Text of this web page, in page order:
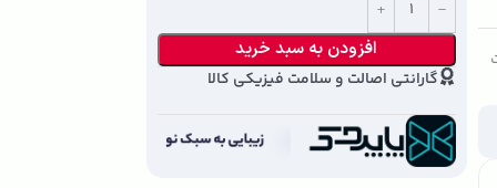
افزودن به سبد خرید
گارانتی اصالت و سلامت فیزیکی کالا